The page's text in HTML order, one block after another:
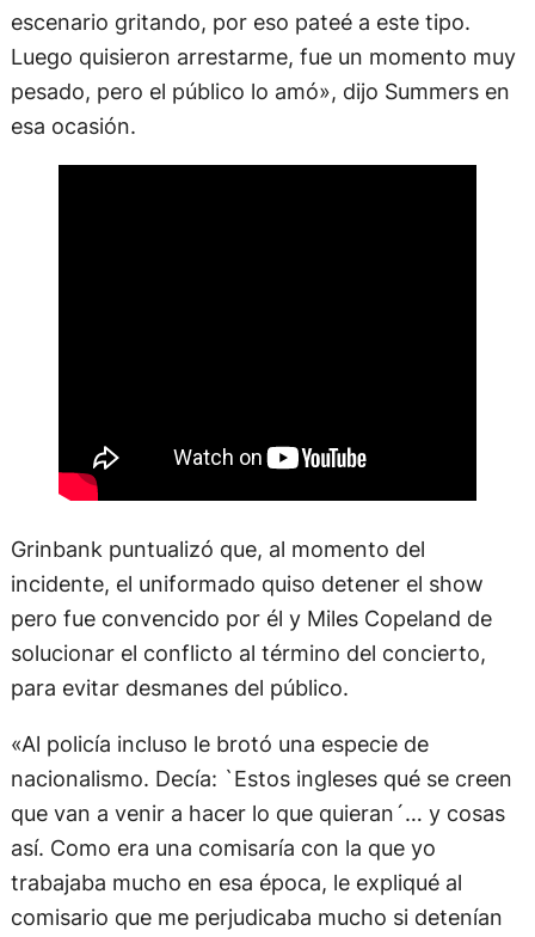
escenario gritando, por eso pateé a este tipo.
Luego quisieron arrestarme, fue un momento muy
pesado, pero el público lo amó», dijo Summers en
esa ocasión.
Grinbank puntualizó que, al momento del
incidente, el uniformado quiso detener el show
pero fue convencido por él y Miles Copeland de
solucionar el conflicto al término del concierto,
para evitar desmanes del público.
«Al policía incluso le brotó una especie de
nacionalismo. Decía: `Estos ingleses qué se creen
que van a venir a hacer lo que quieran´… y cosas
así. Como era una comisaría con la que yo
trabajaba mucho en esa época, le expliqué al
comisario que me perjudicaba mucho si detenían